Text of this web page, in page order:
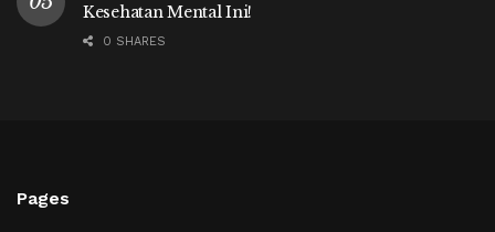
Kesehatan Mental Ini!
0 SHARES
Pages